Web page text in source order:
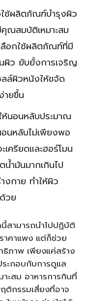
ช้ผลิตภัณฑ์บำรุงผิว
คุณสมบัติเหมาะสม
ลือกใช้ผลิตภัณฑ์ที่มี
ผิว ยับยั้งการเจริญ
ลล์ผิวหนังให้ขจัด
ายขึ้น
นอนหลับประมาณ
นหลับไม่เพียงพอ
เครียดและฮอร์โมน
ำมันมากเกินไป
กาย ทำให้ผิว
วย
สามารถนำไปปฏิบัติ
าคาแพง แต่ก็ช่วย
ธิภาพ เพียงแค่สร้าง
ะกอบกับการดูแล
ะสม อาหารการกินที่
กรรมเสี่ยงที่อาจ